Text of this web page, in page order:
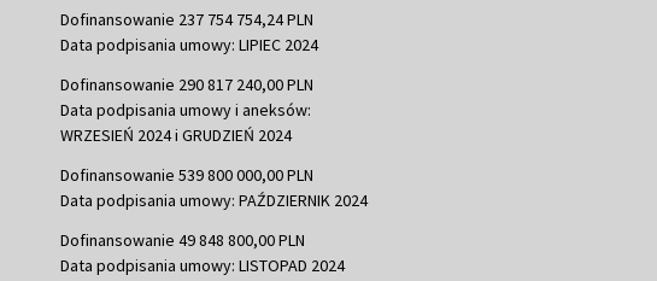
Dofinansowanie 237 754 754,24 PLN
Data podpisania umowy: LIPIEC 2024
Dofinansowanie 290 817 240,00 PLN
Data podpisania umowy i aneksów:
WRZESIEŃ 2024 i GRUDZIEŃ 2024
Dofinansowanie 539 800 000,00 PLN
Data podpisania umowy: PAŹDZIERNIK 2024
Dofinansowanie 49 848 800,00 PLN
Data podpisania umowy: LISTOPAD 2024